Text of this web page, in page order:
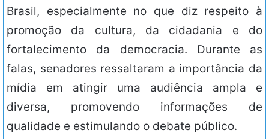
Brasil, especialmente no que diz respeito à
promoção da cultura, da cidadania e do
fortalecimento da democracia. Durante as
falas, senadores ressaltaram a importância da
mídia em atingir uma audiência ampla e
diversa, promovendo informações de
qualidade e estimulando o debate público.